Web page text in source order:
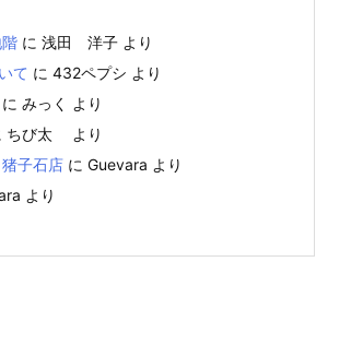
に 浅田 洋子 より
て に 432ペプシ より
に みっく
より
ちび太
より
子石店 に Guevara より
より